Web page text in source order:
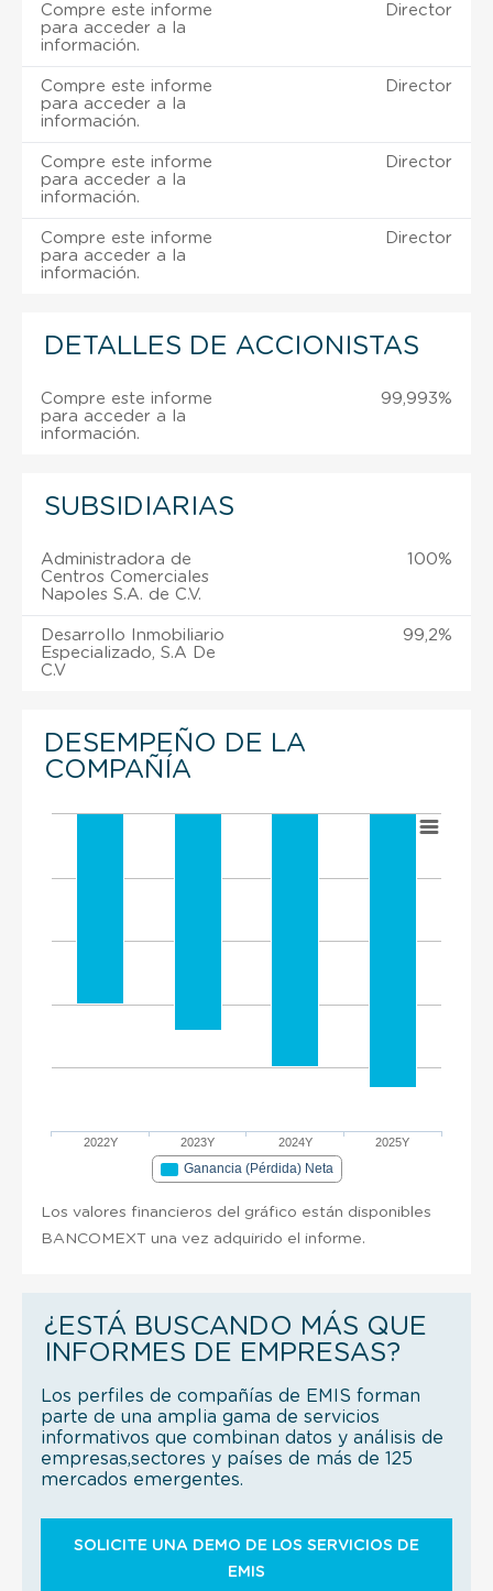
Compre este informe
para acceder a la
información.
Director
Compre este informe
para acceder a la
información.
Director
Compre este informe
para acceder a la
información.
Director
Compre este informe
para acceder a la
información.
Director
DETALLES DE ACCIONISTAS
Compre este informe
para acceder a la
información.
99,993%
SUBSIDIARIAS
Administradora de
Centros Comerciales
Napoles S.A. de C.V.
100%
Desarrollo Inmobiliario
Especializado, S.A De
C.V
99,2%
DESEMPEÑO DE LA
COMPAÑÍA
2022Y 2023Y 2024Y 2025Y
Ganancia (Pérdida) Neta
Los valores financieros del gráfico están disponibles
BANCOMEXT una vez adquirido el informe.
¿ESTÁ BUSCANDO MÁS QUE
INFORMES DE EMPRESAS?
Los perfiles de compañías de EMIS forman
parte de una amplia gama de servicios
informativos que combinan datos y análisis de
empresas,sectores y países de más de 125
mercados emergentes.
SOLICITE UNA DEMO DE LOS SERVICIOS DE
EMIS